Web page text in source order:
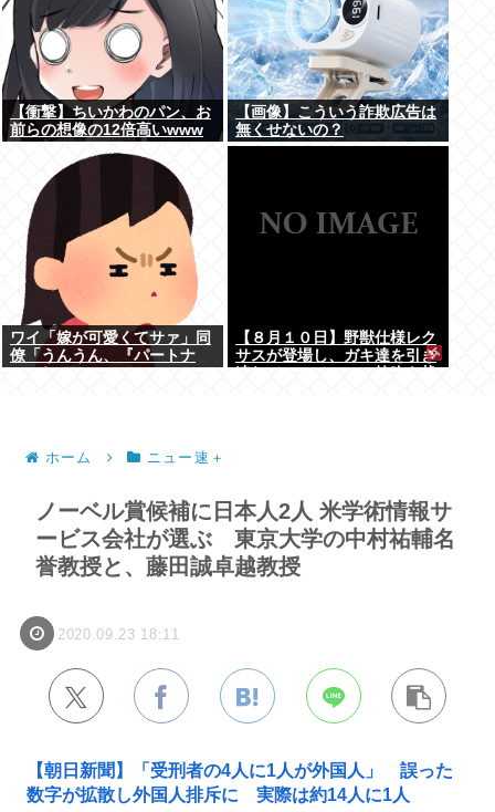
【衝撃】ちいかわのパン、お
前らの想像の12倍高いwww
【画像】こういう詐欺広告は
無くせないの？
ワイ「嫁が可愛くてサァ」同
僚「うんうん、『パートナ
【８月１０日】野獣仕様レク
サスが登場し、ガキ達を引き
ホーム ニュー速＋
ノーベル賞候補に日本人2人 米学術情報サ
ービス会社が選ぶ 東京大学の中村祐輔名
誉教授と、藤田誠卓越教授
2020.09.23 18:11
【朝日新聞】「受刑者の4人に1人が外国人」 誤った
数字が拡散し外国人排斥に 実際は約14人に1人